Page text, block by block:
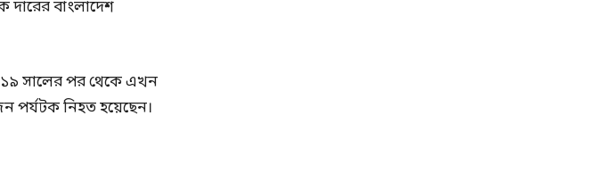
দারের বাংলাদেশ
সালের পর থেকে এখন
পর্যটক নিহত হয়েছেন।